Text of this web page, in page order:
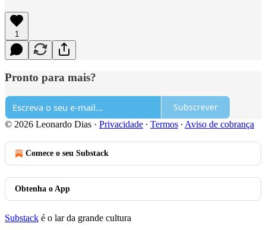
1
Pronto para mais?
Subscrever
© 2026 Leonardo Dias · Privacidade ∙ Termos ∙ Aviso de cobrança
Comece o seu Substack
Obtenha o App
Substack é o lar da grande cultura